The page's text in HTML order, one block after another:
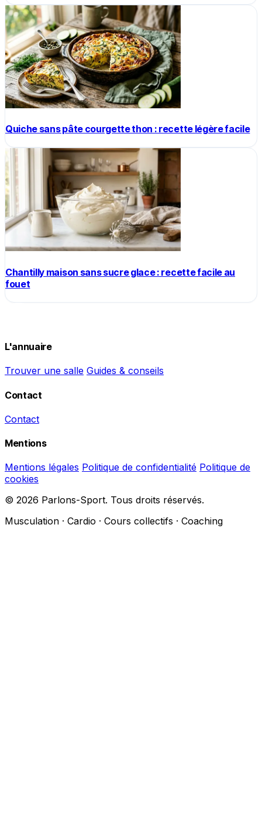
Quiche sans pâte courgette thon : recette légère facile
Chantilly maison sans sucre glace : recette facile au
fouet
L'annuaire
Trouver une salle Guides & conseils
Contact
Contact
Mentions
Mentions légales Politique de confidentialité Politique de
cookies
© 2026 Parlons-Sport. Tous droits réservés.
Musculation · Cardio · Cours collectifs · Coaching